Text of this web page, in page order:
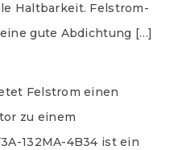
Haltbarkeit. Felstrom-
gute Abdichtung […]
Felstrom einen
zu einem
132MA-4B34 ist ein